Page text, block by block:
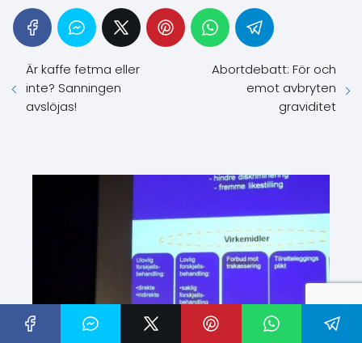
Är kaffe fetma eller
inte? Sanningen
avslöjas!
Abortdebatt: För och
emot avbryten
graviditet